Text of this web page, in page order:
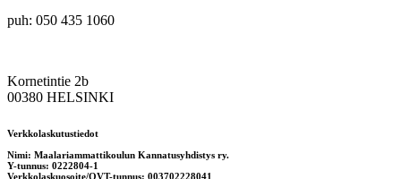
puh: 050 435 1060
Kornetintie 2b
00380 HELSINKI
Verkkolaskutustiedot
Nimi: Maalariammattikoulun Kannatusyhdistys ry.
Y-tunnus: 0222804-1
Verkkolaskuosoite/OVT-tunnus: 003702228041